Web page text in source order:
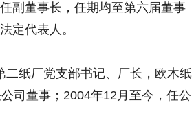
副董事长，任期均至第六届董事
定代表人。
纸厂党支部书记、厂长，欧木纸
司董事；2004年12月至今，任公